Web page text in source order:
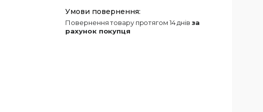
повернення товару протягом 14 днів за
рахунок покупця